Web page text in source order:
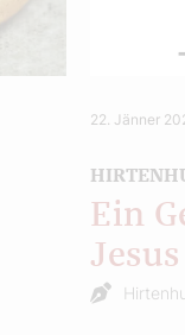
22. Jänner
Ein
Jesus